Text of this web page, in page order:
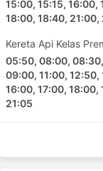
Valladolid -
Malaga -
Alicante -
Marseille -
Valencia
15:00, 15:15, 16:00,
18:00, 18:40, 21:00,
Kereta Api Kelas
05:50, 08:00,
09:00, 11:00, 12:50,
16:00, 17:00, 18:00,
21:05